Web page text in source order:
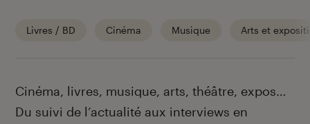
Livres / BD Cinéma Musique Arts et
Introduction
Cinéma, livres, musique, arts, théâtre, expos…
Du suivi de l’actualité aux interviews en